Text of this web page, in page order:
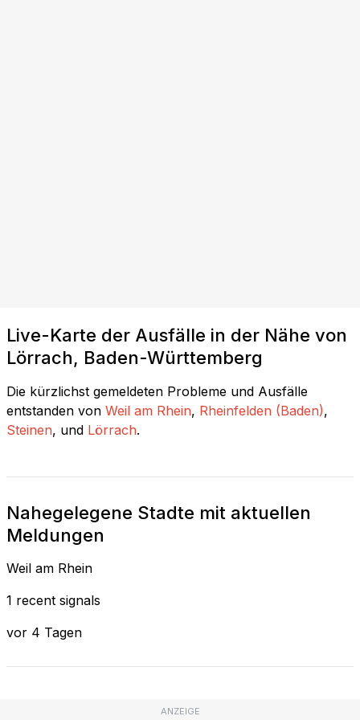
Live-Karte der Ausfälle in der Nähe von
Lörrach, Baden-Württemberg
Die kürzlichst gemeldeten Probleme und Ausfälle
entstanden von Weil am Rhein, Rheinfelden (Baden),
Steinen, und Lörrach.
Nahegelegene Stadte mit aktuellen
Meldungen
Weil am Rhein
1 recent signals
vor 4 Tagen
ANZEIGE